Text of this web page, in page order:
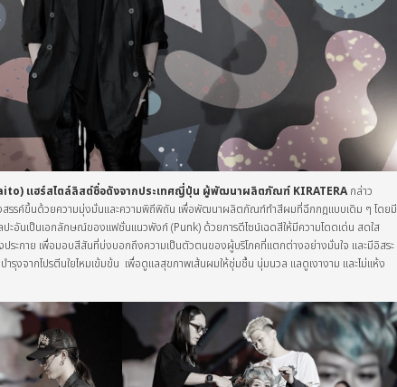
) แฮร์สไตล์ลิสต์ชื่อดังจากประเทศญี่ปุ่น ผู้พัฒนาผลิตภัณฑ์ KIRATERA กล่าว
สรรค์ขึ้นด้วยความมุ่งมั่นและความพิถีพิถัน เพื่อพัฒนาผลิตภัณฑ์ทำสีผมที่ฉีกกฎแบบเดิม ๆ โดยมี
ะอันเป็นเอกลักษณ์ของแฟชั่นแนวพังก์ (Punk) ด้วยการดีไซน์เฉดสีให้มีความโดดเด่น สดใส
ระกาย เพื่อมอบสีสันที่บ่งบอกถึงความเป็นตัวตนของผู้บริโภคที่แตกต่างอย่างมั่นใจ และมีอิสระ
รุงจากโปรตีนใยไหมเข้มข้น เพื่อดูแลสุขภาพเส้นผมให้ชุ่มชื้น นุ่มนวล แลดูเงางาม และไม่แห้ง